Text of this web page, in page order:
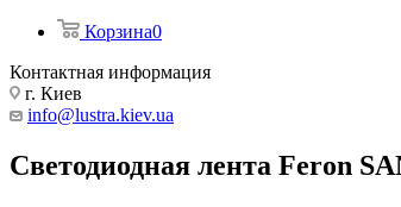
Корзина0
Контактная информация
г. Киев
info@lustra.kiev.ua
Светодиодная лента Feron